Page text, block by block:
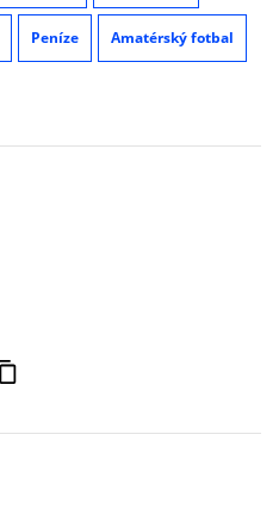
Peníze Amatérský fotbal